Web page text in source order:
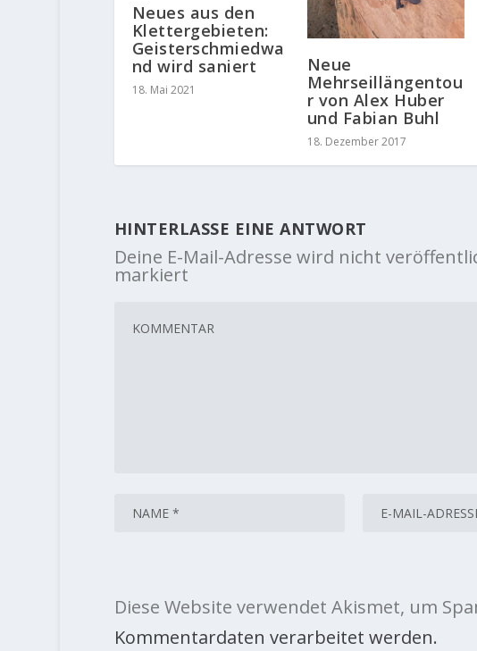
Neues aus den
Klettergebieten:
Geisterschmiedwa
nd wird saniert
18. Mai 2021
Neue
Mehrseillängentou
r von Alex Huber
und Fabian Buhl
18. Dezember 2017
HINTERLASSE EINE ANTWORT
Deine E-Mail-Adresse wird nicht
markiert
Diese Website verwendet Akismet, um
Kommentardaten verarbeitet werden.